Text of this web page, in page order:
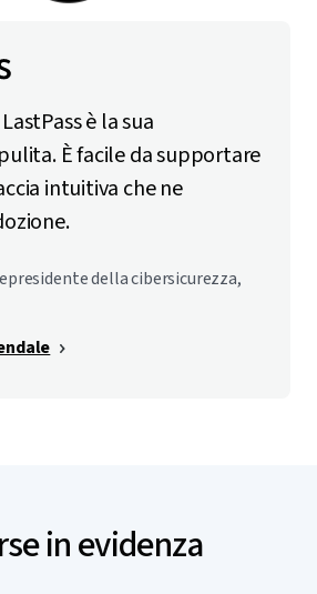
è la sua
È facile da supportare
intuitiva che ne
della cibersicurezza,
in evidenza